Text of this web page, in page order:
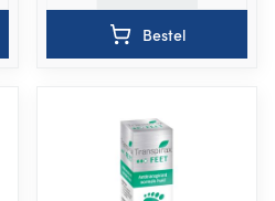
Bestel